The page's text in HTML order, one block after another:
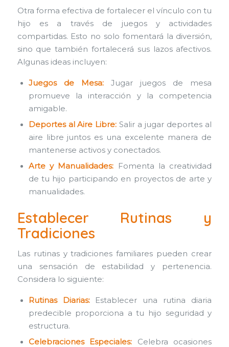
Otra forma efectiva de fortalecer el vínculo con tu
hijo es a través de juegos y actividades
compartidas. Esto no solo fomentará la diversión,
sino que también fortalecerá sus lazos afectivos.
Algunas ideas incluyen:
Juegos de Mesa:Jugar juegos de mesa
promueve la interacción y la competencia
amigable.
Deportes al Aire Libre: Salir a jugar deportes al
aire libre juntos es una excelente manera de
mantenerse activos y conectados.
Arte y Manualidades: Fomenta la creatividad
de tu hijo participando en proyectos de arte y
manualidades.
Establecer Rutinas y
Tradiciones
Las rutinas y tradiciones familiares pueden crear
una sensación de estabilidad y pertenencia.
Considera lo siguiente:
Rutinas Diarias:Establecer una rutina diaria
predecible proporciona a tu hijo seguridad y
estructura.
Celebraciones Especiales: Celebra ocasiones